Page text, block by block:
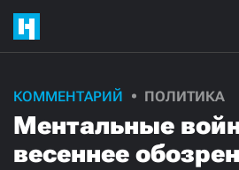
КОММЕНТАРИЙ ПОЛИТИКА
Ментальные
весеннее
нашу
Ежемесячно